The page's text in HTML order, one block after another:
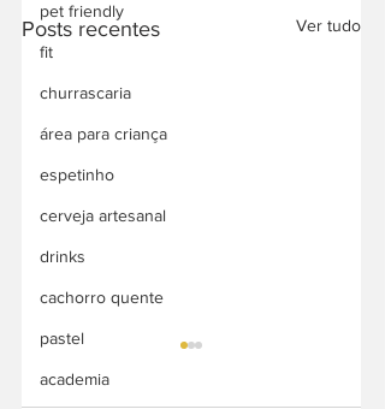
pet friendly
fit
churrascaria
área para criança
espetinho
cerveja artesanal
drinks
cachorro quente
pastel
academia
Posts recentes Ver tudo